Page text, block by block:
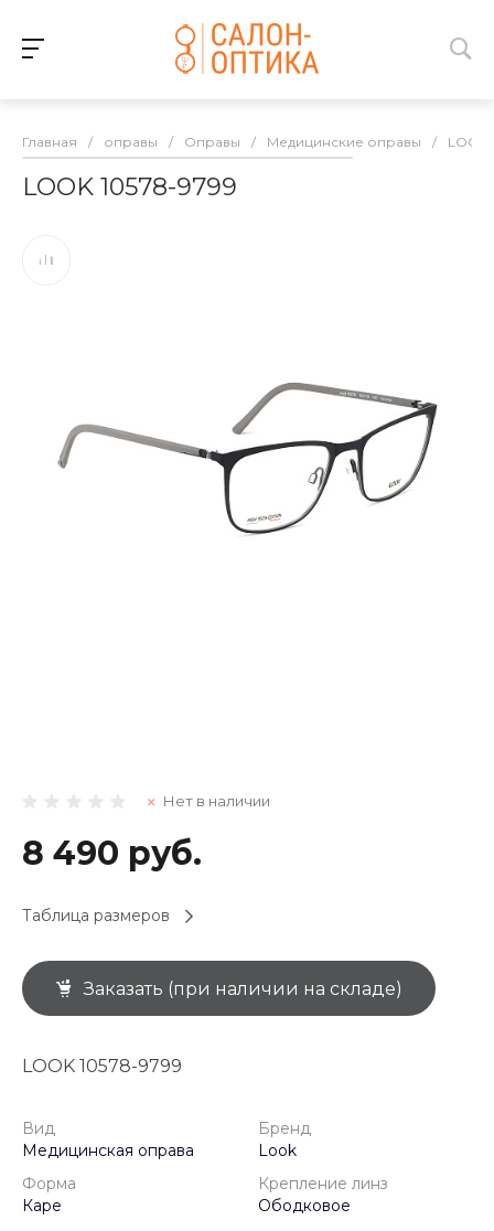
Главная / оправы / Оправы / Медицинские оправы / LOOK
LOOK 10578-9799
Нет в наличии
8 490 руб.
Таблица размеров
Заказать (при наличии на складе)
LOOK 10578-9799
Вид
Медицинская оправа
Бренд
Look
Форма
Каре
Крепление линз
Ободковое